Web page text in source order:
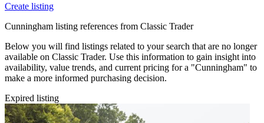
Create listing
Cunningham listing references from Classic Trader
Below you will find listings related to your search that are no longer
available on Classic Trader. Use this information to gain insight into
availability, value trends, and current pricing for a "Cunningham" to
make a more informed purchasing decision.
Expired listing